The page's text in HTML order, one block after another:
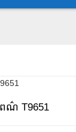
ពណ៌ T9651